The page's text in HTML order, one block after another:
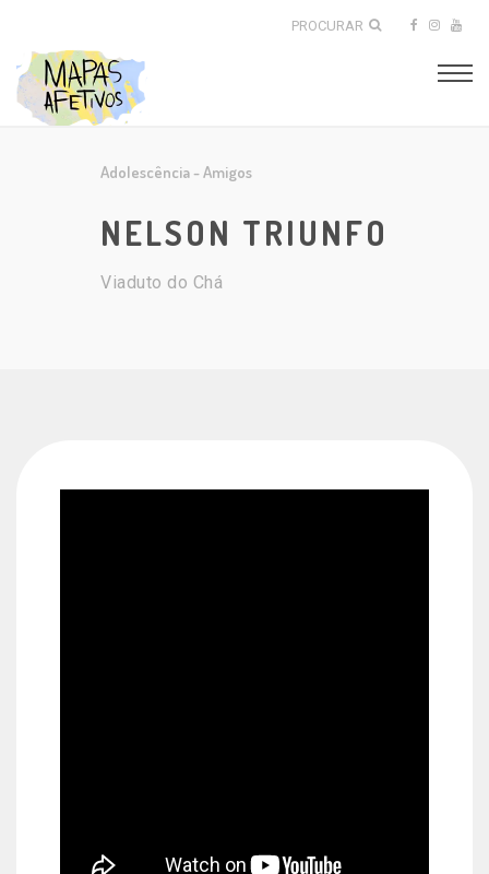
PROCURAR
Adolescência-Amigos
NELSON TRIUNFO
Viaduto do Chá